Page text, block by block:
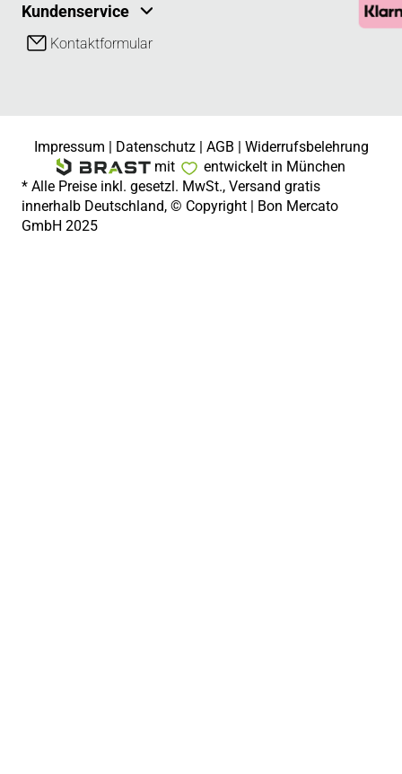
Kundenservice
Kontaktformular
Impressum | Datenschutz| AGB | Widerrufsbelehrung
mit
entwickelt in München
* Alle Preise inkl. gesetzl. MwSt., Versand gratis
innerhalb Deutschland, © Copyright | Bon Mercato
GmbH 2025